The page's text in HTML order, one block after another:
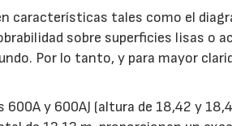
características tales como el
sobre superficies lisas o
Por lo tanto, y para mayor
y 600AJ (altura de 18,42 y